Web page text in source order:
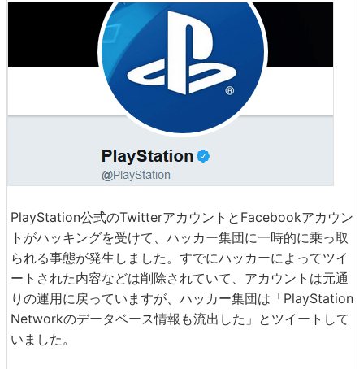
PlayStation公式のTwitterアカウントとFacebookアカウン
トがハッキングを受けて、ハッカー集団に一時的に乗っ取
られる事態が発生しました。すでにハッカーによってツイ
ートされた内容などは削除されていて、アカウントは元通
りの運用に戻っていますが、ハッカー集団は「PlayStation
Networkのデータベース情報も流出した」とツイートして
いました。